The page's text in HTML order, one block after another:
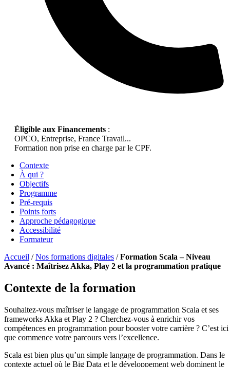
Éligible aux Financements :
OPCO, Entreprise, France Travail...
Formation non prise en charge par le CPF.
Contexte
À qui ?
Objectifs
Programme
Pré-requis
Points forts
Approche pédagogique
Accessibilité
Formateur
Accueil /Nos formations digitales /Formation Scala – Niveau
Avancé : Maîtrisez Akka, Play 2 et la programmation pratique
Contexte de la formation
Souhaitez-vous maîtriser le langage de programmation Scala et ses
frameworks Akka et Play 2 ? Cherchez-vous à enrichir vos
compétences en programmation pour booster votre carrière ? C’est ici
que commence votre parcours vers l’excellence.
Scala est bien plus qu’un simple langage de programmation. Dans le
contexte actuel où le Big Data et le développement web dominent le